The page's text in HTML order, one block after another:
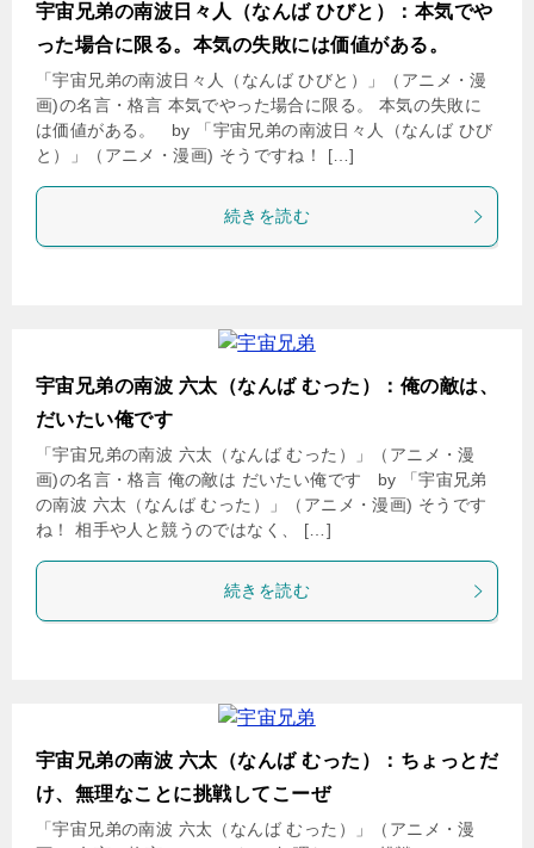
宇宙兄弟の南波日々人（なんば ひびと）：本気でや
った場合に限る。本気の失敗には価値がある。
「宇宙兄弟の南波日々人（なんば ひびと）」（アニメ・漫
画)の名言・格言 本気でやった場合に限る。 本気の失敗に
は価値がある。 by 「宇宙兄弟の南波日々人（なんば ひび
と）」（アニメ・漫画) そうですね！ […]
続きを読む
宇宙兄弟の南波 六太（なんば むった）：俺の敵は、
だいたい俺です
「宇宙兄弟の南波 六太（なんば むった）」（アニメ・漫
画)の名言・格言 俺の敵は だいたい俺です by 「宇宙兄弟
の南波 六太（なんば むった）」（アニメ・漫画) そうです
ね！ 相手や人と競うのではなく、 […]
続きを読む
宇宙兄弟の南波 六太（なんば むった）：ちょっとだ
け、無理なことに挑戦してこーぜ
「宇宙兄弟の南波 六太（なんば むった）」（アニメ・漫